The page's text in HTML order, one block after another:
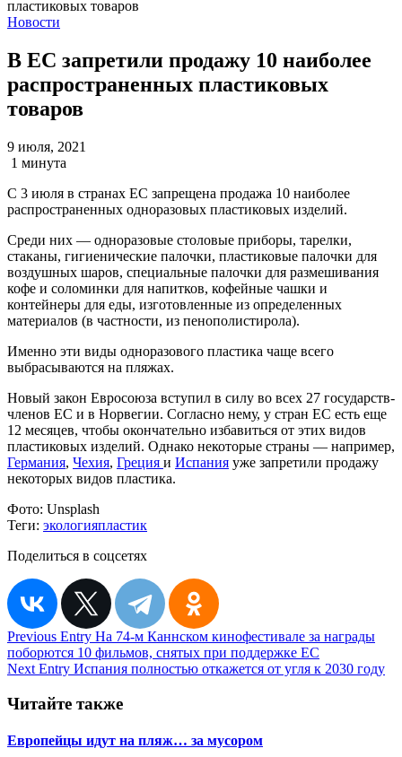
Новости
В ЕС запретили продажу 10 наиболее
распространенных пластиковых
товаров
9 июля, 2021
1 минута
С 3 июля в странах ЕС запрещена продажа 10 наиболее
распространенных одноразовых пластиковых изделий.
Среди них — одноразовые столовые приборы, тарелки,
стаканы, гигиенические палочки, пластиковые палочки для
воздушных шаров, специальные палочки для размешивания
кофе и соломинки для напитков, кофейные чашки и
контейнеры для еды, изготовленные из определенных
материалов (в частности, из пенополистирола).
Именно эти виды одноразового пластика чаще всего
выбрасываются на пляжах.
Новый закон Евросоюза вступил в силу во всех 27 государств-
членов ЕС и в Норвегии. Согласно нему, у стран ЕС есть еще
12 месяцев, чтобы окончательно избавиться от этих видов
пластиковых изделий. Однако некоторые страны — например,
Германия, Чехия, Греция и Испания уже запретили продажу
некоторых видов пластика.
Фото: Unsplash
Теги: экологияпластик
Поделиться в соцсетях
Навигация
по
Previous Entry На 74-м Каннском кинофестивале за награды
поборются 10 фильмов, снятых при поддержке ЕС
Next Entry Испания полностью откажется от угля к 2030 году
Читайте также
Европейцы идут на пляж… за мусором